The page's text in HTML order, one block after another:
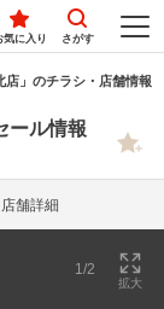
気に入り さがす
店」のチラシ・店舗情報
ール情報
店舗詳細
1/2
拡大